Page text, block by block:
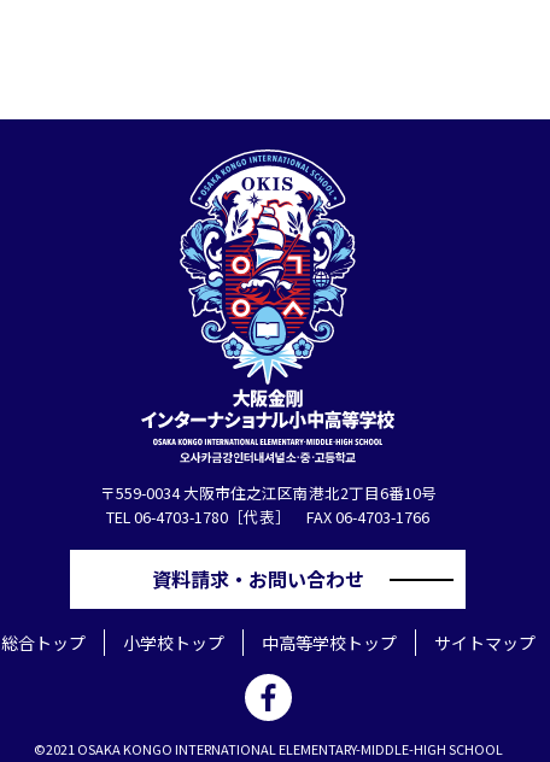
〒559-0034 大阪市住之江区南港北2丁目6番10号
TEL 06-4703-1780［代表］ FAX 06-4703-1766
資料請求・お問い合わせ
総合トップ 小学校トップ 中高等学校トップ サイトマップ
©2021 OSAKA KONGO INTERNATIONAL ELEMENTARY-MIDDLE-HIGH SCHOOL